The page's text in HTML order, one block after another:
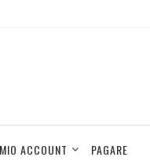
ACCOUNT PAGARE